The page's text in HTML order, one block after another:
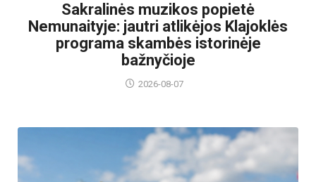
Sakralinės muzikos popietė
Nemunaityje: jautri atlikėjos Klajoklės
programa skambės istorinėje
bažnyčioje
2026-08-07